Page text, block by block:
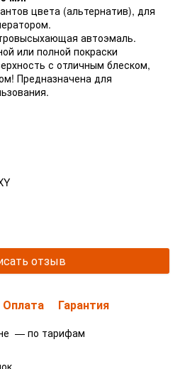
цвета (альтернатив), для
автоэмаль.
или полной покраски
с отличным блеском,
Предназначена для
отзыв
Оплата Гарантия
— по тарифам